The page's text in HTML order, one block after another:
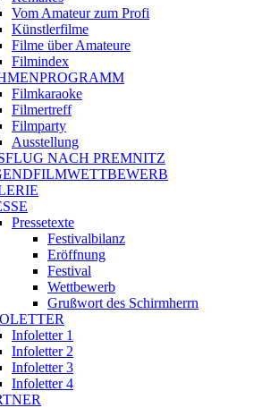
Vom Amateur zum Profi
Künstlerfilme
Filme über Amateure
Filmindex
Filmkaraoke
Filmertreff
Filmparty
Ausstellung
NACH PREMNITZ
Pressetexte
Festivalbilanz
Eröffnung
Festival
Wettbewerb
Grußwort des Schirmherrn
Infoletter 1
Infoletter 2
Infoletter 3
Infoletter 4